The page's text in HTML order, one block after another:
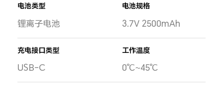
电池类型
锂离子电池
电池规格
3.7V 2500mAh
充电接口类型
USB-C
工作温度
0℃~45℃